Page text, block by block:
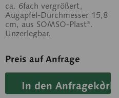
ca. 6fach vergrößert,
Augapfel-Durchmesser 15,8
cm, aus SOMSO-Plast®.
Unzerlegbar.
Preis auf Anfrage
In den Anfragekorb